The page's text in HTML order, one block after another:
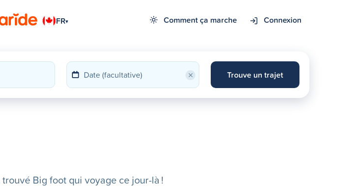
FR▾ Comment ça marche Connexion
× Trouve un trajet
Big foot qui voyage ce jour-là !